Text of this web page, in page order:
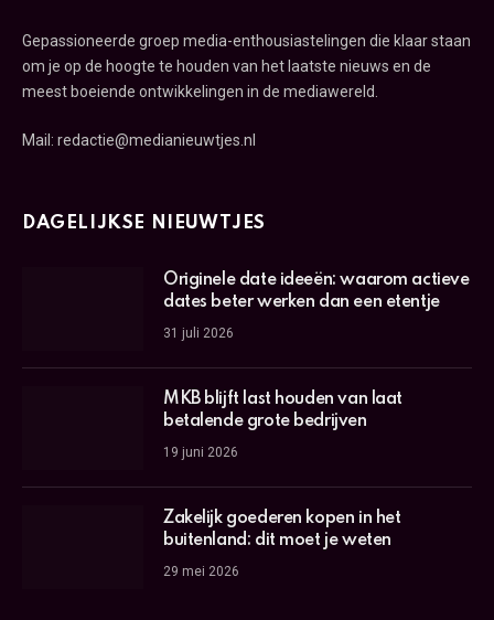
Gepassioneerde groep media-enthousiastelingen die klaar staan
om je op de hoogte te houden van het laatste nieuws en de
meest boeiende ontwikkelingen in de mediawereld.
Mail: redactie@medianieuwtjes.nl
DAGELIJKSE NIEUWTJES
Originele date ideeën: waarom actieve
dates beter werken dan een etentje
31 juli 2026
MKB blijft last houden van laat
betalende grote bedrijven
19 juni 2026
Zakelijk goederen kopen in het
buitenland: dit moet je weten
29 mei 2026